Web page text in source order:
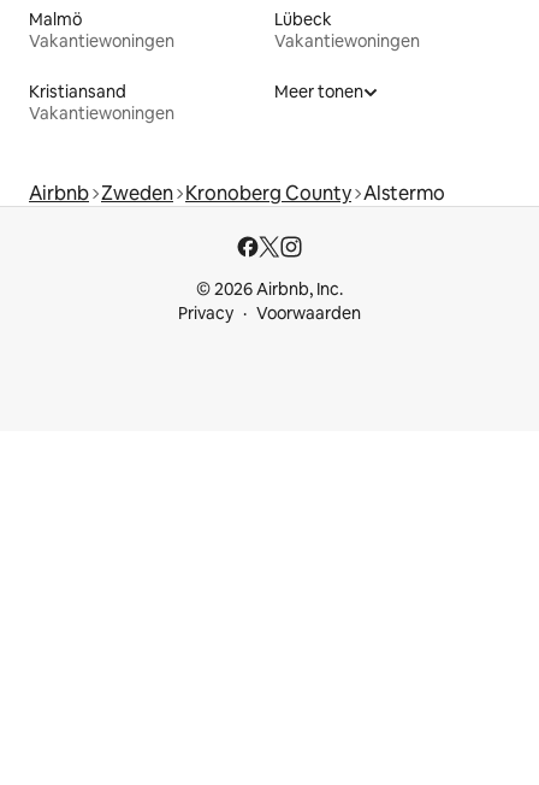
Malmö
Vakantiewoningen
Lübeck
Vakantiewoningen
Kristiansand
Vakantiewoningen
Meer tonen
Airbnb Zweden Kronoberg County Alstermo
© 2026 Airbnb, Inc.
Privacy
Voorwaarden